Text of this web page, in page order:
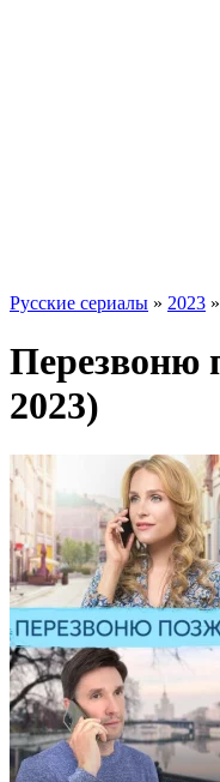
Русские сериалы » 2023
Перезвоню
2023)